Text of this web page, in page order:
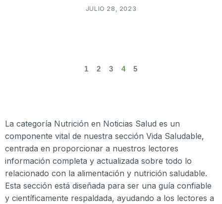
JULIO 28, 2023
1 2 3 4 5
La categoría Nutrición en Noticias Salud es un
componente vital de nuestra sección Vida Saludable,
centrada en proporcionar a nuestros lectores
información completa y actualizada sobre todo lo
relacionado con la alimentación y nutrición saludable.
Esta sección está diseñada para ser una guía confiable
y científicamente respaldada, ayudando a los lectores a